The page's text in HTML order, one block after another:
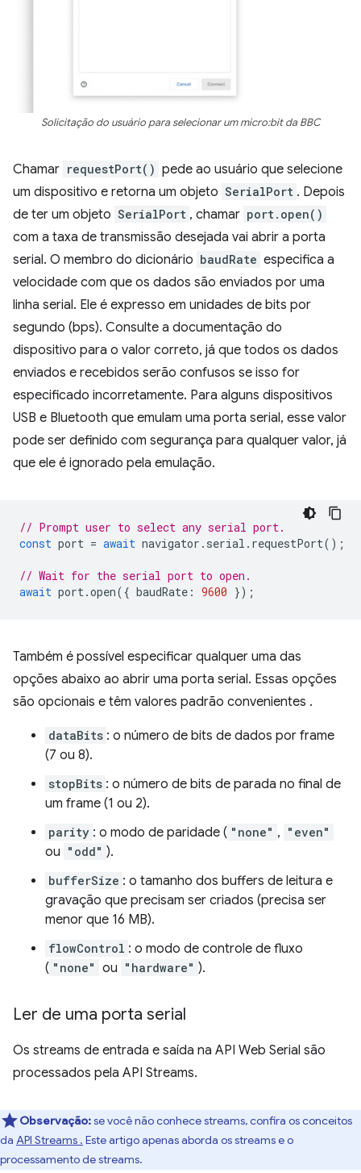
Solicitação do usuário para selecionar um micro:bit da BBC
Chamar requestPort() pede ao usuário que selecione
um dispositivo e retorna um objeto SerialPort . Depois
de ter um objeto SerialPort , chamar port.open()
com a taxa de transmissão desejada vai abrir a porta
serial. O membro do dicionário baudRate especifica a
velocidade com que os dados são enviados por uma
linha serial. Ele é expresso em unidades de bits por
segundo (bps). Consulte a documentação do
dispositivo para o valor correto, já que todos os dados
enviados e recebidos serão confusos se isso for
especificado incorretamente. Para alguns dispositivos
USB e Bluetooth que emulam uma porta serial, esse valor
pode ser definido com segurança para qualquer valor, já
que ele é ignorado pela emulação.
// Prompt user to select any serial port.
const port = await navigator . serial . requestPort();
// Wait for the serial port to open.
await port.open({ baudRate : 9600 });
Também é possível especificar qualquer uma das
opções abaixo ao abrir uma porta serial. Essas opções
são opcionais e têm valores padrão convenientes .
dataBits : o número de bits de dados por frame
(7 ou 8).
stopBits : o número de bits de parada no final de
um frame (1 ou 2).
parity : o modo de paridade ( "none" , "even"
ou "odd" ).
bufferSize : o tamanho dos buffers de leitura e
gravação que precisam ser criados (precisa ser
menor que 16 MB).
flowControl : o modo de controle de fluxo
( "none" ou "hardware" ).
Ler de uma porta serial
Os streams de entrada e saída na API Web Serial são
processados pela API Streams.
Observação:se você não conhece streams, confira os conceitos
da API Streams . Este artigo apenas aborda os streams e o
processamento de streams.